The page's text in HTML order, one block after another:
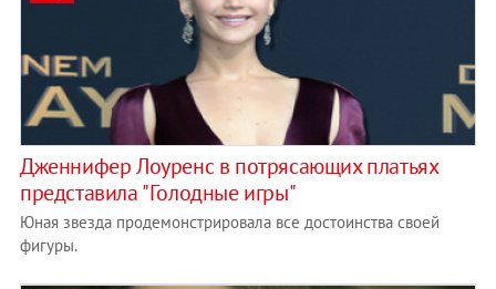
Дженнифер Лоуренс в потрясающих платьях
представила "Голодные игры"
Юная звезда продемонстрировала все достоинства своей
фигуры.